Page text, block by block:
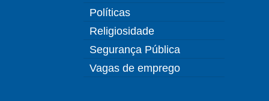
Políticas
Religiosidade
Segurança Pública
Vagas de emprego